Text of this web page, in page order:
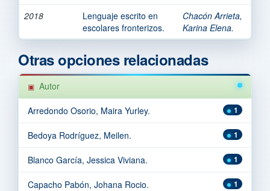
2018
Lenguaje escrito en
escolares fronterizos.
Chacón Arrieta,
Karina Elena.
Otras opciones relacionadas
Autor
1
Arredondo Osorio, Maira Yurley.
1
Bedoya Rodríguez, Meilen.
1
Blanco García, Jessica Viviana.
1
Capacho Pabón, Johana Rocio.